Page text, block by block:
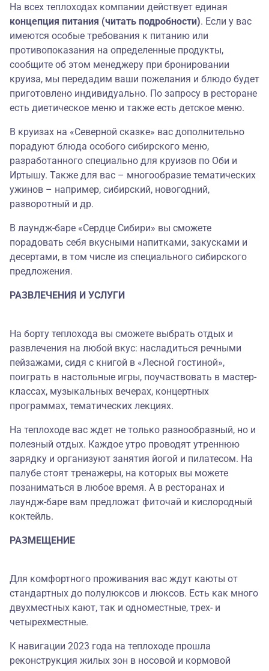
На всех теплоходах компании действует единая
концепция питания (читать подробности). Если у вас
имеются особые требования к питанию или
противопоказания на определенные продукты,
сообщите об этом менеджеру при бронировании
круиза, мы передадим ваши пожелания и блюдо будет
приготовлено индивидуально. По запросу в ресторане
есть диетическое меню и также есть детское меню.
В круизах на «Северной сказке» вас дополнительно
порадуют блюда особого сибирского меню,
разработанного специально для круизов по Оби и
Иртышу. Также для вас – многообразие тематических
ужинов – например, сибирский, новогодний,
разворотный и др.
В лаундж-баре «Сердце Сибири» вы сможете
порадовать себя вкусными напитками, закусками и
десертами, в том числе из специального сибирского
предложения.
РАЗВЛЕЧЕНИЯ И УСЛУГИ
На борту теплохода вы сможете выбрать отдых и
развлечения на любой вкус: насладиться речными
пейзажами, сидя с книгой в «Лесной гостиной»,
поиграть в настольные игры, поучаствовать в мастер-
классах, музыкальных вечерах, концертных
программах, тематических лекциях.
На теплоходе вас ждет не только разнообразный, но и
полезный отдых. Каждое утро проводят утреннюю
зарядку и организуют занятия йогой и пилатесом. На
палубе стоят тренажеры, на которых вы можете
позаниматься в любое время. А в ресторанах и
лаундж-баре вам предложат фиточай и кислородный
коктейль.
РАЗМЕЩЕНИЕ
Для комфортного проживания вас ждут каюты от
стандартных до полулюксов и люксов. Есть как много
двухместных кают, так и одноместные, трех- и
четырехместные.
К навигации 2023 года на теплоходе прошла
реконструкция жилых зон в носовой и кормовой